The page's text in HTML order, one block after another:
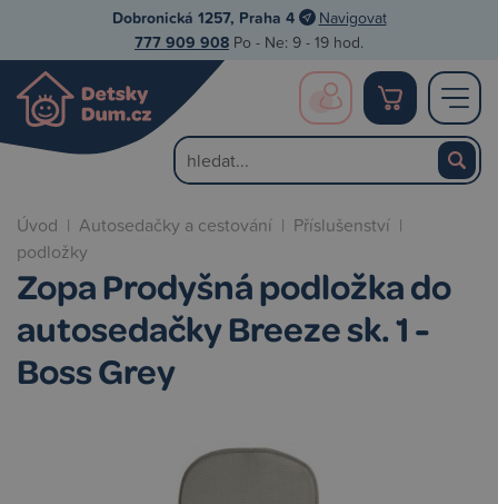
Dobronická 1257, Praha 4 Navigovat
777 909 908 Po - Ne: 9 - 19 hod.
Úvod | Autosedačky a cestování | Příslušenství |
podložky
Zopa Prodyšná podložka do
autosedačky Breeze sk. 1 -
Boss Grey